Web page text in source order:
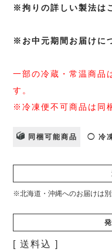
※拘りの詳しい製法は
※お中元期間お届けに
一部の冷蔵・常温商品
す。
※冷凍便不可商品は同
同梱可能商品 ◯ 冷
※北海道・沖縄へのお届けは別
送料込